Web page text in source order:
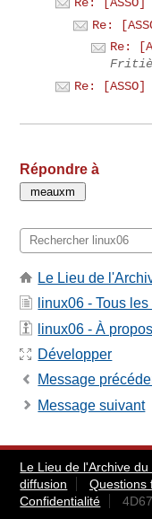
Re:
Re:
Re: [ASSO]
Répondre à
Le Lieu de
linux06 - Tous
linux06 - À
Développer
Message
Message suivant
Le Lieu de l'Archive du
diffusion
Questions
Confidentialité